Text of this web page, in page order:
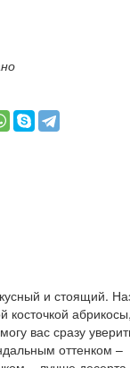
и стоящий.
косточкой
вас сразу
оттенком –